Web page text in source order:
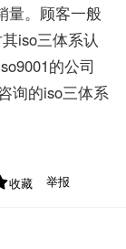
量。顾客一般
iso三体系认
的公司
询的iso三体系
收藏 举报